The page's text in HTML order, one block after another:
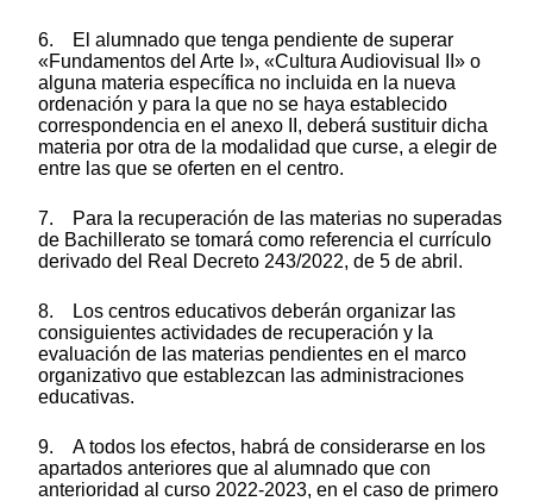
6. El alumnado que tenga pendiente de superar
«Fundamentos del Arte I», «Cultura Audiovisual II» o
alguna materia específica no incluida en la nueva
ordenación y para la que no se haya establecido
correspondencia en el anexo II, deberá sustituir dicha
materia por otra de la modalidad que curse, a elegir de
entre las que se oferten en el centro.
7. Para la recuperación de las materias no superadas
de Bachillerato se tomará como referencia el currículo
derivado del Real Decreto 243/2022, de 5 de abril.
8. Los centros educativos deberán organizar las
consiguientes actividades de recuperación y la
evaluación de las materias pendientes en el marco
organizativo que establezcan las administraciones
educativas.
9. A todos los efectos, habrá de considerarse en los
apartados anteriores que al alumnado que con
anterioridad al curso 2022-2023, en el caso de primero